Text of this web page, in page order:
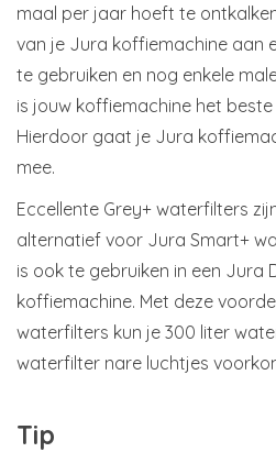
maal per jaar hoeft te
van je Jura koffiemachine aan
te gebruiken en nog enkele
is jouw koffiemachine het
Hierdoor gaat je Jura
mee.
Eccellente Grey+ waterfilters
alternatief voor Jura Smart+
is ook te gebruiken in een Jura
koffiemachine. Met deze
waterfilters kun je 300 liter
waterfilter nare luchtjes
Tip